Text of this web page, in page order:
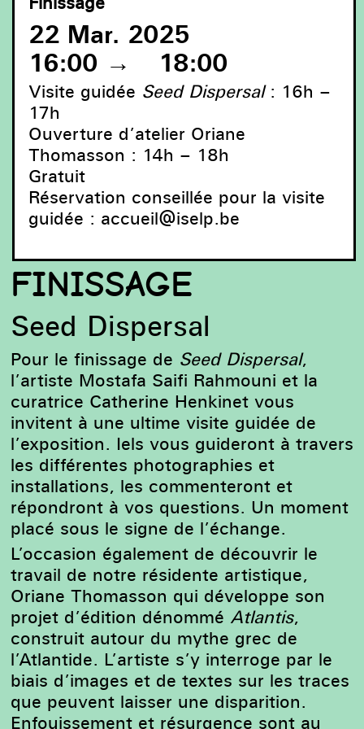
Mostafa Saifi Rahmouni, Seed Dispersal, 2024
22 Mar. 2025
16:00 → 18:00
Visite guidée Seed Dispersal: 16h –
17h
Ouverture d’atelier Oriane
Thomasson : 14h – 18h
Gratuit
Réservation conseillée pour la visite
guidée : accueil@iselp.be
FINISSAGE
Seed Dispersal
Pour le finissage de Seed Dispersal,
l’artiste Mostafa Saifi Rahmouni et la
curatrice Catherine Henkinet vous
invitent à une ultime visite guidée de
l’exposition. Iels vous guideront à travers
les différentes photographies et
installations, les commenteront et
répondront à vos questions. Un moment
placé sous le signe de l’échange.
L’occasion également de découvrir le
travail de notre résidente artistique,
Oriane Thomasson qui développe son
projet d’édition dénommé Atlantis,
construit autour du mythe grec de
l’Atlantide. L’artiste s’y interroge par le
biais d’images et de textes sur les traces
que peuvent laisser une disparition.
Enfouissement et résurgence sont au